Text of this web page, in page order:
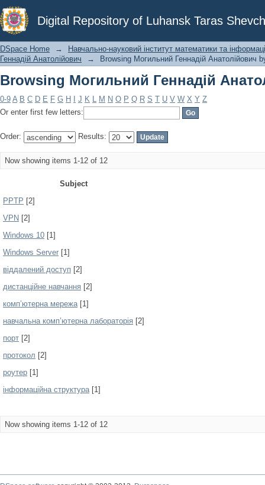
Digital Repository of Luhansk Taras
Browsing Могильний Геннадій
DSpace Home →
Навчально-науковий інститут математики та
Геннадій Анатолійович
→ Browsing Могильний Геннадій Анатолійович
Browsing Могильний Геннадій
0-9 A B C D E F G H J K L M N O P Q R S T U V W X Y Z
Or enter first few letters:
Order: Results:
Now showing items 1-12 of 12
Subject
PPTP [2]
VPN [2]
Windows 10 [1]
Windows Server [1]
віддалений доступ [2]
дистанційне навчання [2]
комп’ютерна мережа[1]
навчальна комп’ютерна лабораторія [2]
порт [2]
протокол [2]
роутер [1]
інформаційна структура[1]
Now showing items 1-12 of 12